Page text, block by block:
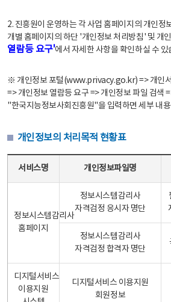
2. 진흥원이 운영하는 각 사업 홈페이지의 개인정
개별 홈페이지의 하단 '개인정보 처리방침' 및 개
열람등 요구'에서 자세한 사항을 확인하실 수 있
※ 개인정보 포털(www.privacy.go.kr) => 개인
=> 개인정보 열람등 요구 => 개인정보 파일 검색
"한국지능정보사회진흥원"을 입력하면 세부 내
개인정보의 처리목적 현황표
서비스명 개인정보파일명
정보시스템감리사
홈페이지
정보시스템감리사
자격검정 응시자 명단
정보시스템감리사
자격검정 합격자 명단
디지털서비스
이용지원
디지털서비스 이용지원
회원정보